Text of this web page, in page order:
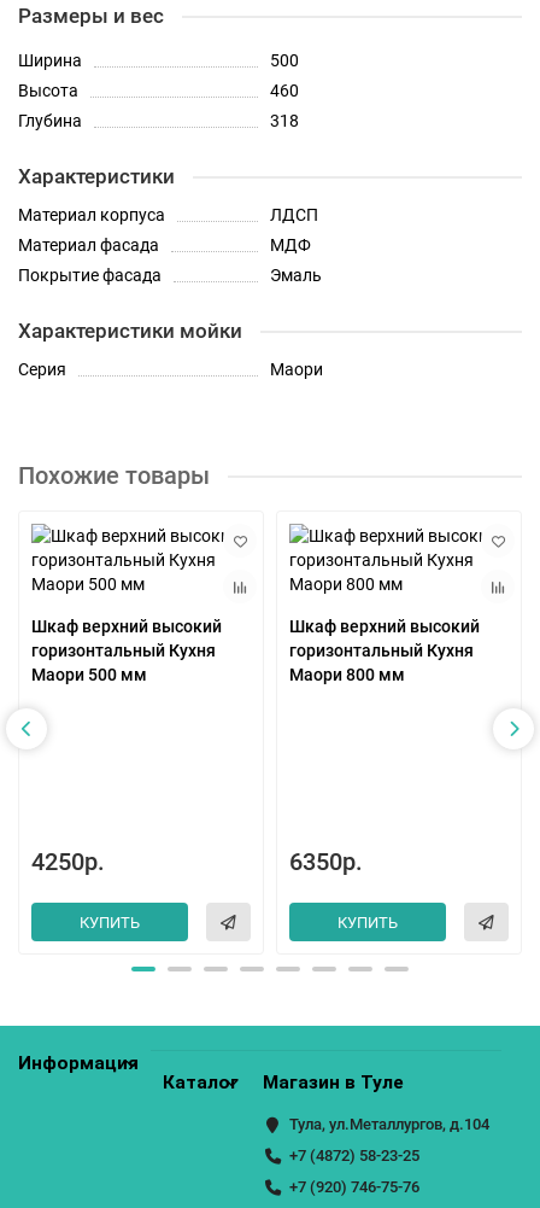
Размеры и вес
Ширина
500
Высота
460
Глубина
318
Характеристики
Материал корпуса
ЛДСП
Материал фасада
МДФ
Покрытие фасада
Эмаль
Характеристики мойки
Серия Маори
Похожие товары
Шкаф верхний высокий
горизонтальный Кухня
Маори 500 мм
4250р.
КУПИТЬ
Шкаф верхний высокий
горизонтальный Кухня
Маори 800 мм
6350р.
КУПИТЬ
Информация
Каталог
Магазин в Туле
Тула, ул.Металлургов, д.104
+7 (4872) 58-23-25
+7 (920) 746-75-76